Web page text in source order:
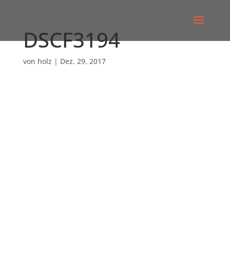
DSCF3194
von holz | Dez. 29, 2017